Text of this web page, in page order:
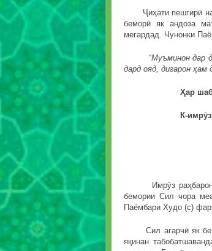
Ҷиҳати пешгирӣ
беморӣ як андоза
мегардад. Чунонки
“Муъминон дар
дард ояд, дигарон ҳам
Ҳар шаб зи
К-имрӯз чи
А.
Имрӯз раҳбарони
бемории Сил чора
Паёмбари Худо (с)
Сил агарчӣ як
яқинан